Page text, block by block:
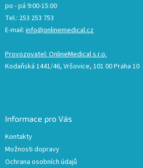
po - pá 9:00-15:00
Tel.: 253 253 753
E-mail: info@onlinemedical.cz
Provozovatel: OnlineMedical s.r.o.
Kodaňská 1441/46, Vršovice, 101 00 Praha 10
Informace pro Vás
Kontakty
Možnosti dopravy
Ochrana osobních údajů